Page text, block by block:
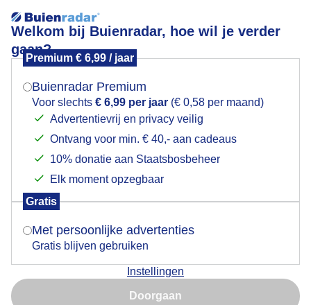
Welkom bij Buienradar, hoe wil je verder
gaan?
Premium € 6,99 / jaar
Buienradar Premium
Voor slechts € 6,99 per jaar (€ 0,58 per maand)
Advertentievrij en privacy veilig
Ontvang voor min. € 40,- aan cadeaus
10% donatie aan Staatsbosbeheer
Elk moment opzegbaar
Gratis
Met persoonlijke advertenties
Gratis blijven gebruiken
Instellingen
Doorgaan
Stevige wind op Texel
Mogen we je locatie gebruiken voor het
Indien je hier nog geen akkoord op hebt gegeven,
verschijnt er zo een pop-up uit je browser waarin
Is goed, toon de popup
Nu niet, misschien later